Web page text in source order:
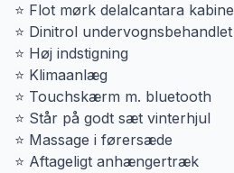
⭐️ Flot mørk delalcantara kabine
⭐️ Dinitrol undervognsbehandlet
⭐️ Høj indstigning
⭐️ Klimaanlæg
⭐️ Touchskærm m. bluetooth
⭐️ Står på godt sæt vinterhjul
⭐️ Massage i førersæde
⭐️ Aftageligt anhængertræk